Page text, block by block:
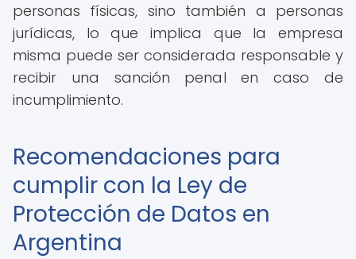
personas físicas, sino también a personas
jurídicas, lo que implica que la empresa
misma puede ser considerada responsable y
recibir una sanción penal en caso de
incumplimiento.
Recomendaciones para
cumplir con la Ley de
Protección de Datos en
Argentina